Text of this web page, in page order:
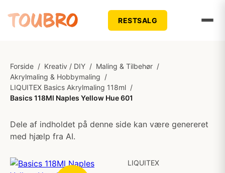
RESTSALG
Forside / Kreativ / DIY / Maling & Tilbehør /
Akrylmaling & Hobbymaling /
LIQUITEX Basics Akrylmaling 118ml /
Basics 118Ml Naples Yellow Hue 601
Dele af indholdet på denne side kan være genereret
med hjælp fra AI.
LIQUITEX